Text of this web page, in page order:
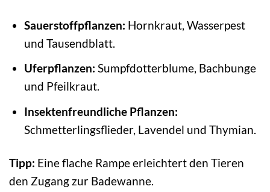
Sauerstoffpflanzen: Hornkraut, Wasserpest
und Tausendblatt.
Uferpflanzen: Sumpfdotterblume, Bachbunge
und Pfeilkraut.
Insektenfreundliche Pflanzen:
Schmetterlingsflieder, Lavendel und Thymian.
Tipp: Eine flache Rampe erleichtert den Tieren
den Zugang zur Badewanne.